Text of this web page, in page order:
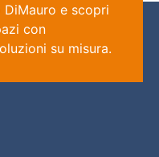
DiMauro e scopri
con
su misura.